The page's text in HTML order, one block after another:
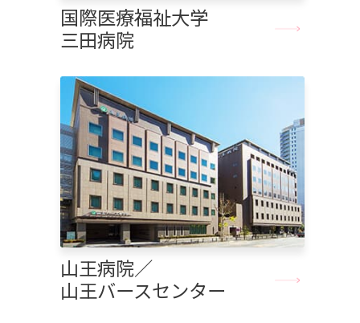
国際医療福祉大学
三田病院
山王病院／
山王バースセンター